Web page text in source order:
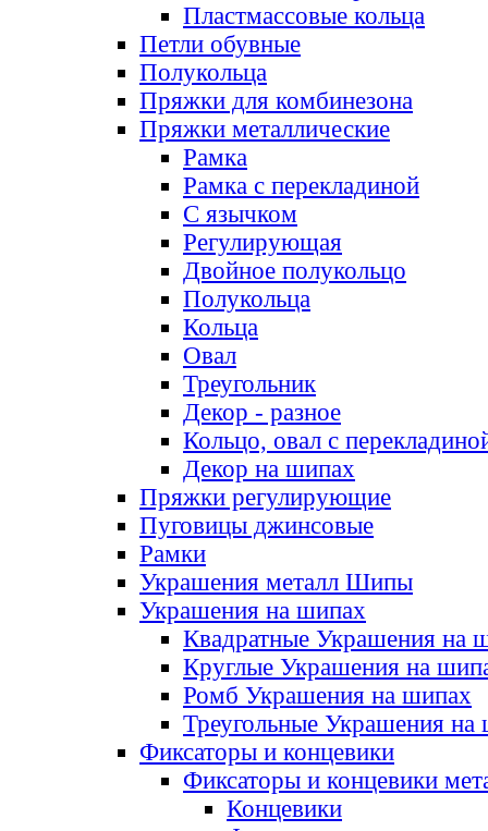
Пластмассовые кольца
Петли обувные
Полукольца
Пряжки для комбинезона
Пряжки металлические
Рамка
Рамка с перекладиной
С язычком
Регулирующая
Двойное полукольцо
Полукольца
Кольца
Овал
Треугольник
Декор - разное
Кольцо, овал с
Декор на шипах
Пряжки регулирующие
Пуговицы джинсовые
Рамки
Украшения металл Шипы
Украшения на шипах
Квадратные Украшения на
Круглые Украшения на
Ромб Украшения на шипах
Треугольные Украшения на
Фиксаторы и концевики
Фиксаторы и концевики
Концевики